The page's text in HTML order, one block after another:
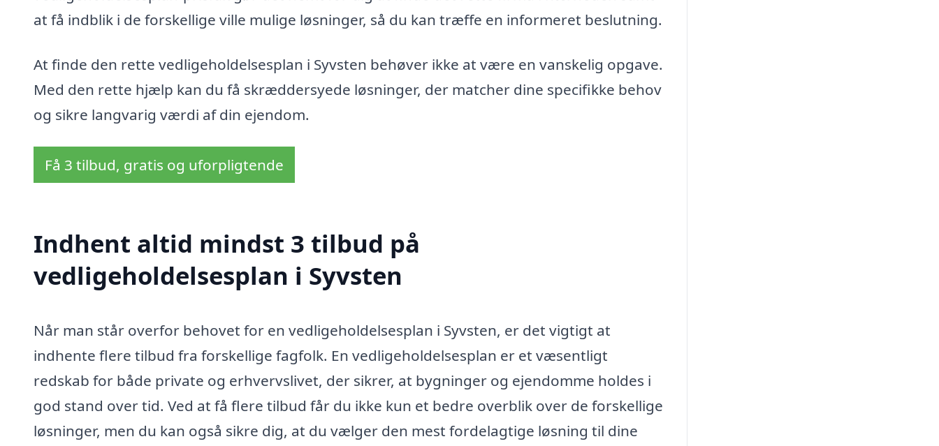
at få indblik i de forskellige ville mulige løsninger, så du kan træffe en informeret beslutning.
At finde den rette vedligeholdelsesplan i Syvsten behøver ikke at være en vanskelig opgave.
Med den rette hjælp kan du få skræddersyede løsninger, der matcher dine specifikke behov
og sikre langvarig værdi af din ejendom.
Få 3 tilbud, gratis og uforpligtende
Indhent altid mindst 3 tilbud på
vedligeholdelsesplan i Syvsten
Når man står overfor behovet for en vedligeholdelsesplan i Syvsten, er det vigtigt at
indhente flere tilbud fra forskellige fagfolk. En vedligeholdelsesplan er et væsentligt
redskab for både private og erhvervslivet, der sikrer, at bygninger og ejendomme holdes i
god stand over tid. Ved at få flere tilbud får du ikke kun et bedre overblik over de forskellige
løsninger, men du kan også sikre dig, at du vælger den mest fordelagtige løsning til dine